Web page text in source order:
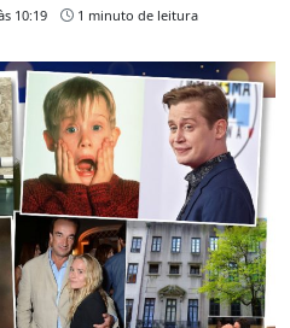
10:19 1 minuto de leitura